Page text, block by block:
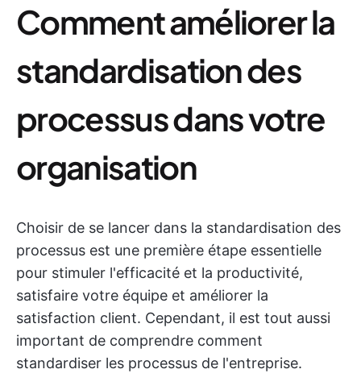
Comment améliorer la
standardisation des
processus dans votre
organisation
Choisir de se lancer dans la standardisation des
processus est une première étape essentielle
pour stimuler l'efficacité et la productivité,
satisfaire votre équipe et améliorer la
satisfaction client. Cependant, il est tout aussi
important de comprendre comment
standardiser les processus de l'entreprise.